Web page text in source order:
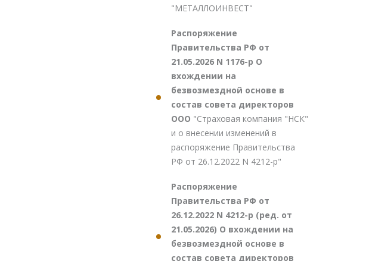
"МЕТАЛЛОИНВЕСТ"
Распоряжение
Правительства РФ от
21.05.2026 N 1176-р О
вхождении на
безвозмездной основе в
состав совета директоров
ООО "Страховая компания "НСК"
и о внесении изменений в
распоряжение Правительства
РФ от 26.12.2022 N 4212-р"
Распоряжение
Правительства РФ от
26.12.2022 N 4212-р (ред. от
21.05.2026) О вхождении на
безвозмездной основе в
состав совета директоров